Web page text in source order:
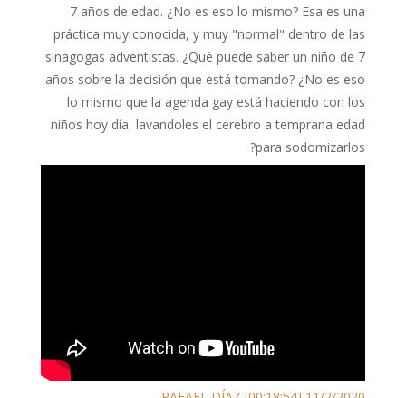
7 años de edad. ¿No es eso lo mismo? Esa es una
práctica muy conocida, y muy "normal" dentro de las
sinagogas adventistas. ¿Qué puede saber un niño de 7
años sobre la decisión que está tomando? ¿No es eso
lo mismo que la agenda gay está haciendo con los
niños hoy día, lavandoles el cerebro a temprana edad
para sodomizarlos?